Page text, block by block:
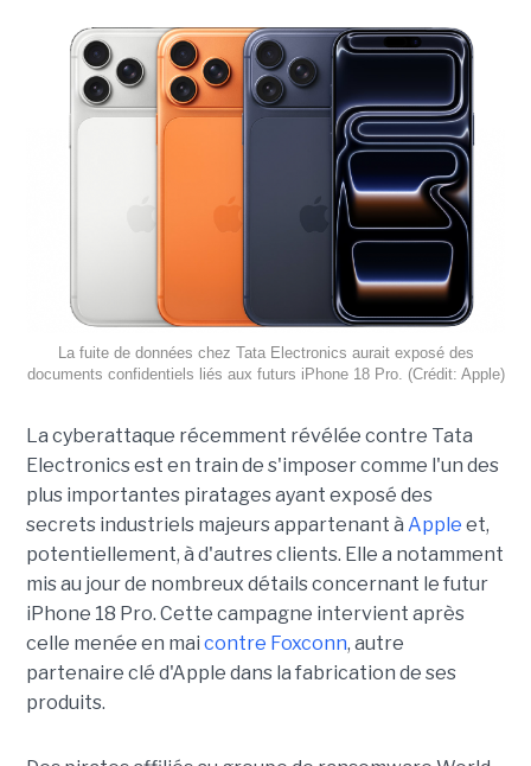
La fuite de données chez Tata Electronics aurait exposé des
documents confidentiels liés aux futurs iPhone 18 Pro. (Crédit: Apple)
La cyberattaque récemment révélée contre Tata
Electronics est en train de s'imposer comme l'un des
plus importantes piratages ayant exposé des
secrets industriels majeurs appartenant à Apple et,
potentiellement, à d'autres clients. Elle a notamment
mis au jour de nombreux détails concernant le futur
iPhone 18 Pro. Cette campagne intervient après
celle menée en mai contre Foxconn, autre
partenaire clé d'Apple dans la fabrication de ses
produits.